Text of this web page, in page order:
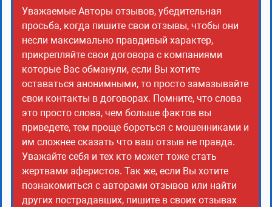
Уважаемые Авторы отзывов, убедительная
просьба, когда пишите свои отзывы, чтобы они
несли максимально правдивый характер,
прикрепляйте свои договора с компаниями
которые Вас обманули, если Вы хотите
оставаться анонимными, то просто замазывайте
свои контакты в договорах. Помните, что слова
это просто слова, чем больше фактов вы
приведете, тем проще бороться с мошенниками и
им сложнее сказать что ваш отзыв не правда.
Уважайте себя и тех кто может тоже стать
жертвами аферистов. Так же, если Вы хотите
познакомиться с авторами отзывов или найти
других пострадавших, пишите в своих отзывах